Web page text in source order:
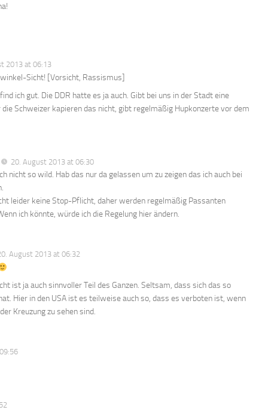
2013 at 06:13
Sicht! [Vorsicht, Rassismus]
ich gut. Die DDR hatte es ja auch. Gibt bei uns in der Stadt eine
die Schweizer kapieren das nicht, gibt regelmäßig Hupkonzerte vor dem
20. August 2013 at 06:30
nicht so wild. Hab das nur da gelassen um zu zeigen das ich auch bei
leider keine Stop-Pflicht, daher werden regelmäßig Passanten
ich könnte, würde ich die Regelung hier ändern.
August 2013 at 06:32
ist ja auch sinnvoller Teil des Ganzen. Seltsam, dass sich das so
Hier in den USA ist es teilweise auch so, dass es verboten ist, wenn
Kreuzung zu sehen sind.